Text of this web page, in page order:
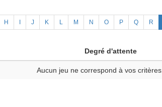
H J K L M N O P Q R
Degré d'attente
Aucun jeu ne correspond à vos critères.